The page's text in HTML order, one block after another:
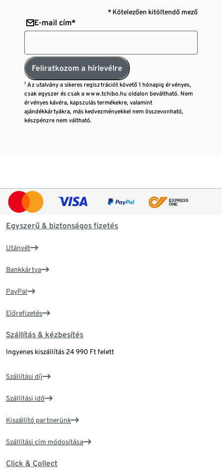
* Kötelezően kitöltendő mező
E-mail cím*
Feliratkozom a hírlevélre
¹ Az utalvány a sikeres regisztrációt követő 1 hónapig érvényes,
csak egyszer és csak a www.tchibo.hu oldalon beváltható. Nem
érvényes kávéra, kapszulás termékekre, valamint
ajándékkártyákra, más kedvezményekkel nem összevonható,
készpénzre nem váltható.
Egyszerű & biztonságos fizetés
Utánvét
Bankkártya
PayPal
Előrefizetés
Szállítás & kézbesítés
Ingyenes kiszállítás 24 990 Ft felett
Szállítási díj
Szállítási idő
Kiszállító partnerünk
Szállítási cím módosítása
Click & Collect